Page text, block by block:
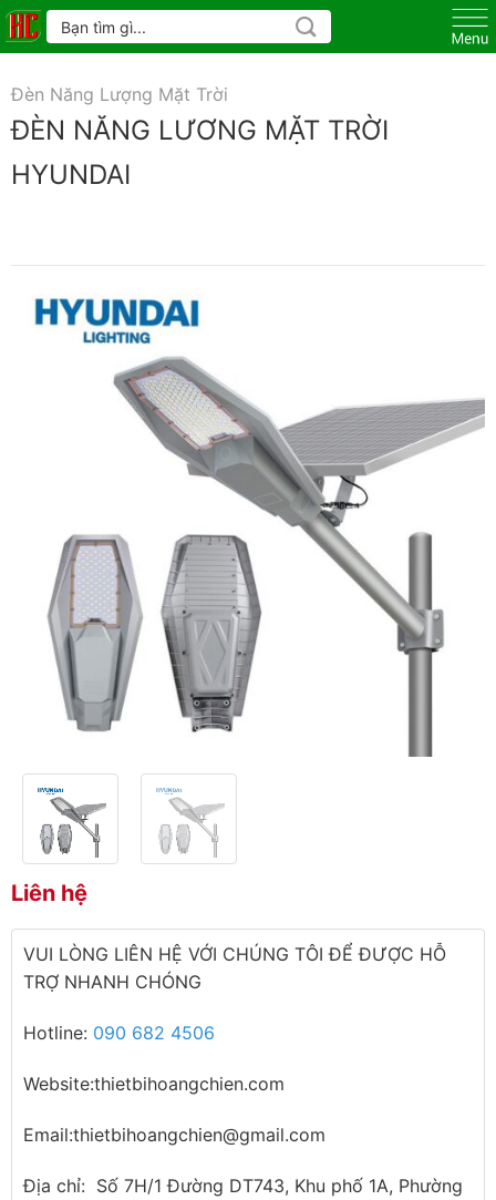
Skip
to
Tìm
kiếm:
Đèn Năng Lượng Mặt Trời
ĐÈN NĂNG LƯƠNG MẶT TRỜI
HYUNDAI
Liên hệ
VUI LÒNG LIÊN HỆ VỚI CHÚNG TÔI ĐỂ ĐƯỢC HỖ
TRỢ NHANH CHÓNG
Hotline: 090 682 4506
Website:thietbihoangchien.com
Email:thietbihoangchien@gmail.com
Địa chỉ: Số 7H/1 Đường DT743, Khu phố 1A, Phường